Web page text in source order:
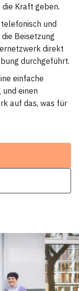
Kraft geben.
und
Beisetzung
direkt
durchgeführt.
einfache
einen
auf das, was für